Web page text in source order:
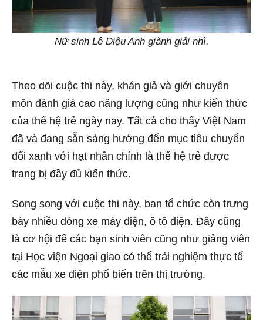
Nữ sinh Lê Diệu Anh giành giải nhì.
Theo dõi cuộc thi này, khán giả và giới chuyên
môn đánh giá cao năng lượng cũng như kiến thức
của thế hệ trẻ ngày nay. Tất cả cho thấy Việt Nam
đã và đang sẵn sàng hướng đến mục tiêu chuyển
đổi xanh với hạt nhân chính là thế hệ trẻ được
trang bị đầy đủ kiến thức.
Song song với cuộc thi này, ban tổ chức còn trưng
bày nhiều dòng xe máy điện, ô tô điện. Đây cũng
là cơ hội để các bạn sinh viên cũng như giảng viên
tại Học viện Ngoại giao có thể trải nghiệm thực tế
các mẫu xe điện phổ biến trên thị trường.